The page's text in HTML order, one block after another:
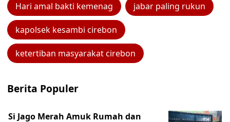
Hari amal bakti kemenag jabar paling rukun
kapolsek kesambi cirebon
ketertiban masyarakat cirebon
Berita Populer
Si Jago Merah Amuk Rumah dan